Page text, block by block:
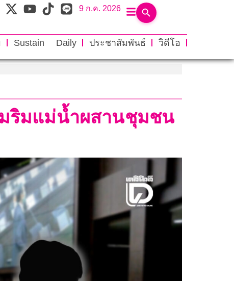
9 ก.ค. 2026
Sustain Daily ประชาสัมพันธ์
วิดีโอ
มริมแม่น้ำผสานชุมชน